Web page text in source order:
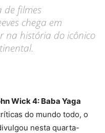
de filmes
chega em
na história do icônico
Wick 4: Baba Yaga
do mundo todo, o
nesta quarta-